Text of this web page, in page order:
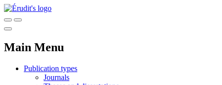
Main Menu
Publication types
Journals